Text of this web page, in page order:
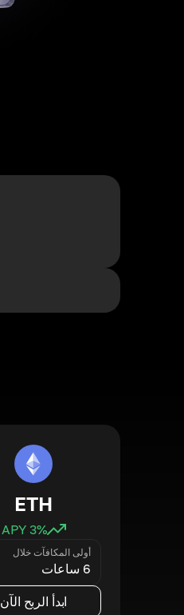
ETH
3% APY
أولى المكافآت خلال
6 ساعات
ابدأ الربح الآن